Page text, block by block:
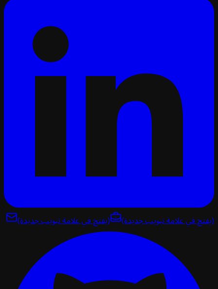
في علامة تبويب جديدة) (يفتح في علامة تبويب جديدة)